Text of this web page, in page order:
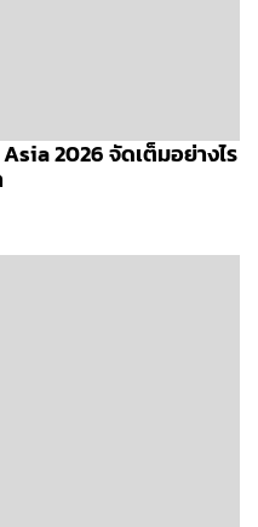
2026 จัดเต็มอย่างไร